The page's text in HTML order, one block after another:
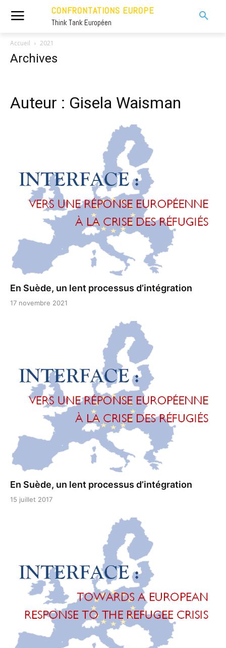
CONFRONTATIONS EUROPE
Think Tank Européen
Accueil 2021
Archives
Auteur : Gisela Waisman
En Suède, un lent processus d’intégration
17 novembre 2021
En Suède, un lent processus d’intégration
15 juillet 2017